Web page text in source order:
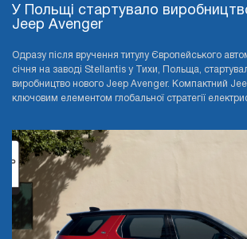
У Польщі стартувало
Jeep Avenger
Одразу після вручення титулу Європейського
січня на заводі Stellantis у Тихи, Польща,
виробництво нового Jeep Avenger. Компактний
ключовим елементом глобальної стратегії